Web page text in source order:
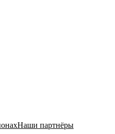
Наши партнёры